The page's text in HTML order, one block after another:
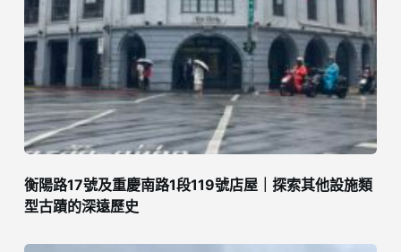
衡陽路17號及重慶南路1段119號店屋｜探索其他設施類
型古蹟的深遠歷史